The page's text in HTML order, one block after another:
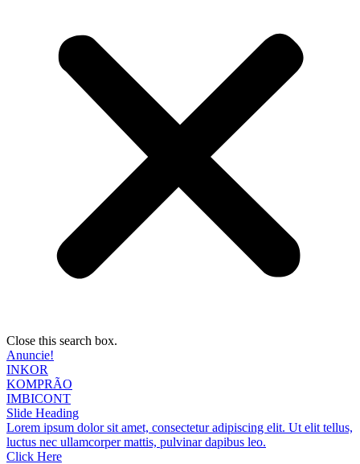
Close this search box.
Anuncie!
INKOR
KOMPRÃO
IMBICONT
Slide Heading
Lorem ipsum dolor sit amet, consectetur adipiscing elit. Ut elit tellus,
luctus nec ullamcorper mattis, pulvinar dapibus leo.
Click Here